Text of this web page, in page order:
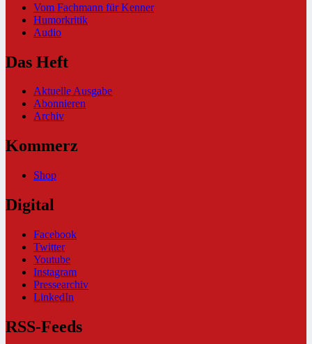
Vom Fachmann für Kenner
Humorkritik
Audio
Das Heft
Aktuelle Ausgabe
Abonnieren
Archiv
Kommerz
Shop
Digital
Facebook
Twitter
Youtube
Instagram
Pressearchiv
LinkedIn
RSS-Feeds